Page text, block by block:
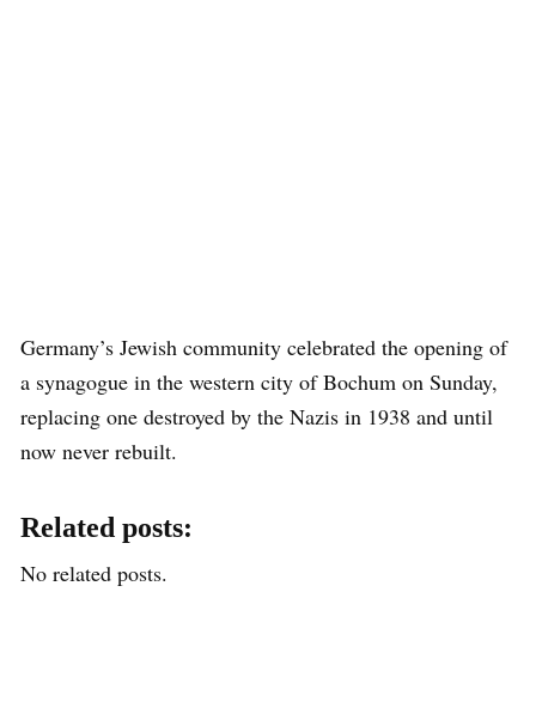
Germany’s Jewish community celebrated the opening of
a synagogue in the western city of Bochum on Sunday,
replacing one destroyed by the Nazis in 1938 and until
now never rebuilt.
Related posts:
No related posts.